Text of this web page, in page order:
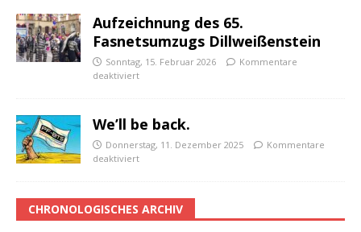
Aufzeichnung des 65.
Fasnetsumzugs Dillweißenstein
Sonntag, 15. Februar 2026
Kommentare
deaktiviert
We’ll be back.
Donnerstag, 11. Dezember 2025
Kommentare
deaktiviert
CHRONOLOGISCHES ARCHIV